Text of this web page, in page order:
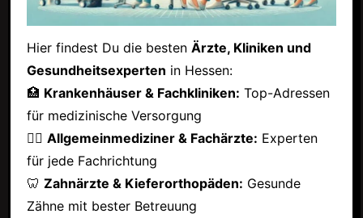
Hier findest Du die besten Ärzte, Kliniken und
Gesundheitsexperten in Hessen:
🏥 Krankenhäuser & Fachkliniken: Top-Adressen
für medizinische Versorgung
👩‍⚕️ Allgemeinmediziner & Fachärzte: Experten
für jede Fachrichtung
🦷 Zahnärzte & Kieferorthopäden: Gesunde
Zähne mit bester Betreuung